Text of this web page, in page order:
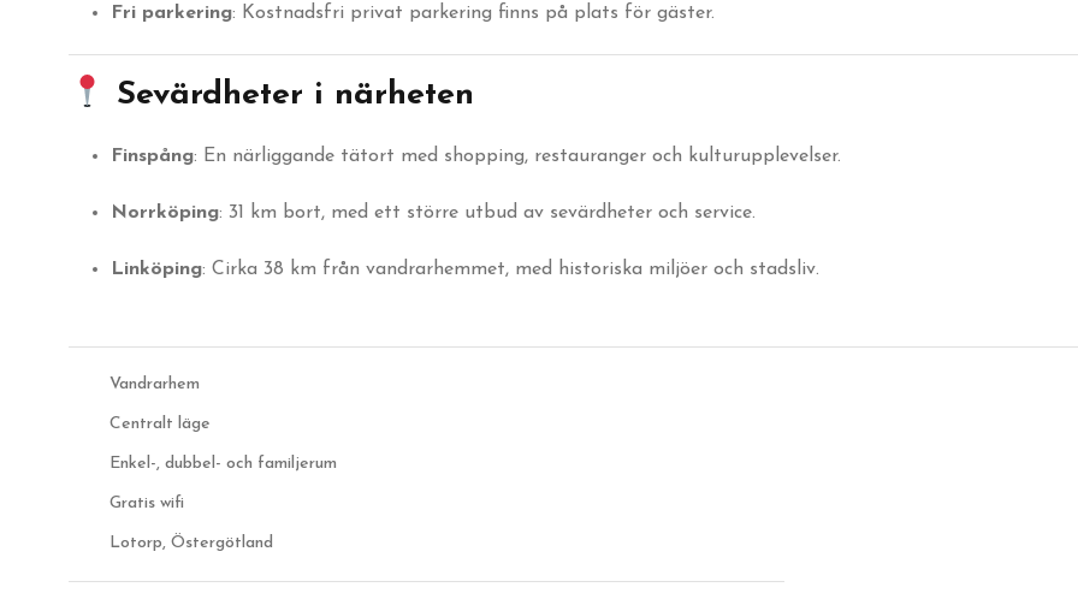
Fri parkering: Kostnadsfri privat parkering finns på plats för gäster.
Sevärdheter i närheten
Finspång: En närliggande tätort med shopping, restauranger och kulturupplevelser.
Norrköping: 31 km bort, med ett större utbud av sevärdheter och service.
Linköping: Cirka 38 km från vandrarhemmet, med historiska miljöer och stadsliv.
Vandrarhem
Centralt läge
Enkel-, dubbel- och familjerum
Gratis wifi
Lotorp, Östergötland